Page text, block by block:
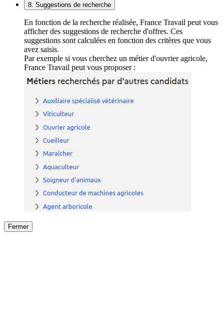
8. Suggestions de recherche
En fonction de la recherche réalisée, France Travail peut vous
afficher des suggestions de recherche d'offres. Ces
suggestions sont calculées en fonction des critères que vous
avez saisis.
Par exemple si vous cherchez un métier d'ouvrier agricole,
France Travail peut vous proposer :
Fermer